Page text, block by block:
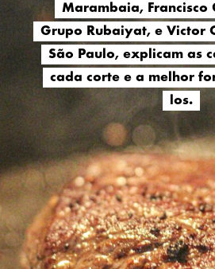
Marambaia, Francisco
Grupo Rubaiyat, e Victor
São Paulo, explicam as
cada corte e a melhor
los.
Marambaia, Francisco
Grupo Rubaiyat, e Victor
São Paulo, explicam as
cada corte e a melhor
los.